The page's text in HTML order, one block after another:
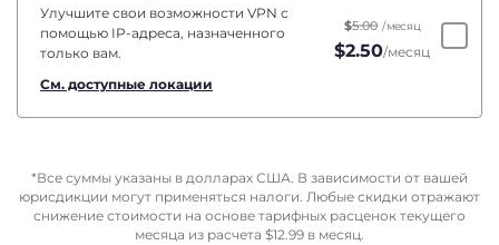
Улучшите свои возможности VPN с
помощью IP-адреса, назначенного
только вам.
См. доступные локации
$5.00 /месяц
$2.50/месяц
*Все суммы указаны в долларах США. В зависимости от вашей
юрисдикции могут применяться налоги. Любые скидки отражают
снижение стоимости на основе тарифных расценок текущего
месяца из расчета $12.99 в месяц.